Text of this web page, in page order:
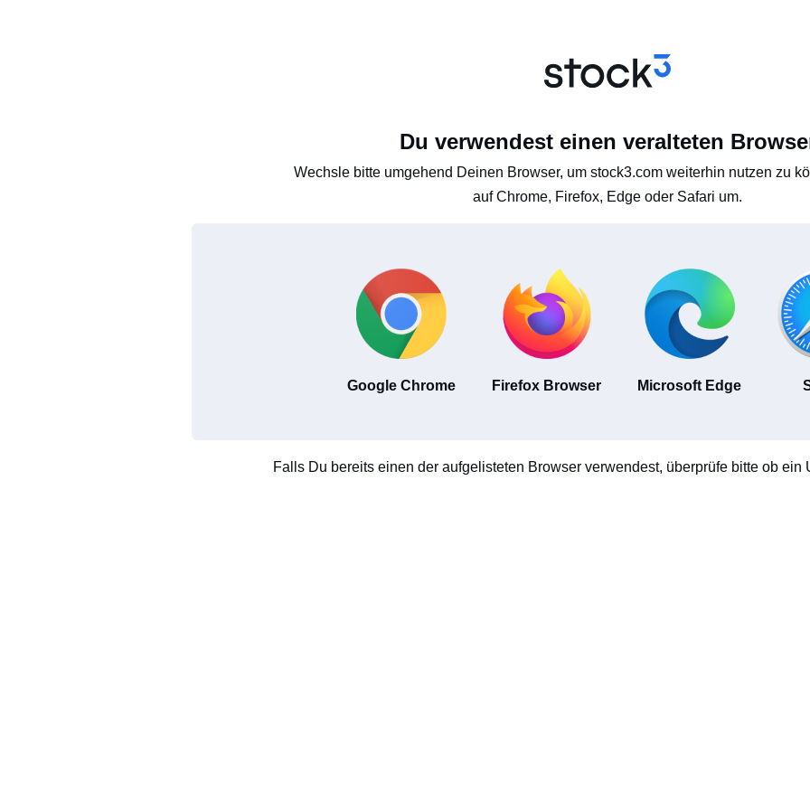
Du verwendest einen veralteten
Wechsle bitte umgehend Deinen Browser, um stock3.com weiterhin nutzen zu
auf Chrome, Firefox, Edge oder Safari um.
Google Chrome Firefox Browser Microsoft Edge
Falls Du bereits einen der aufgelisteten Browser verwendest, überprüfe bitte ob ein